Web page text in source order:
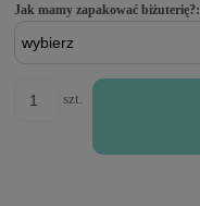
Jak mamy zapakować biżuterię?:
szt.